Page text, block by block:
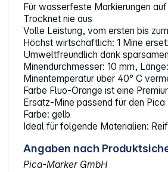
Für wasserfeste Markierungen
Trocknet nie aus
Volle Leistung, vom ersten bis
Höchst wirtschaftlich: 1 Mine
Umweltfreundlich dank
Minendurchmesser: 10 mm,
Minentemperatur über 40° C
Farbe Fluo-Orange ist eine
Ersatz-Mine passend für den
Farbe: gelb
Ideal für folgende Materialien:
Angaben nach
Pica-Marker GmbH